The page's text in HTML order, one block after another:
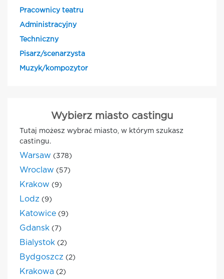
Pracownicy teatru
Administracyjny
Techniczny
Pisarz/scenarzysta
Muzyk/kompozytor
Wybierz miasto castingu
Tutaj możesz wybrać miasto, w którym szukasz
castingu.
Warsaw (378)
Wroclaw (57)
Krakow (9)
Lodz (9)
Katowice (9)
Gdansk (7)
Bialystok (2)
Bydgoszcz (2)
Krakowa (2)